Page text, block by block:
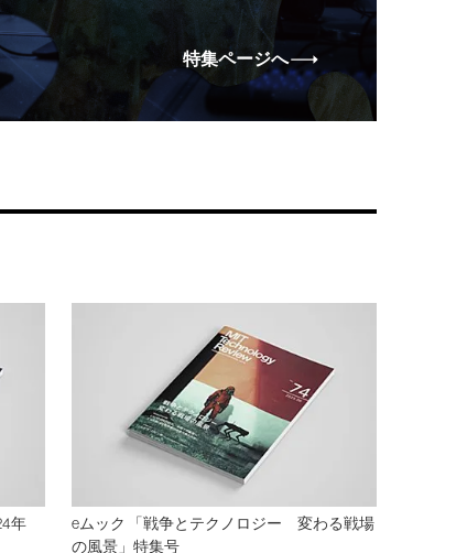
特集ページへ
年
eムック 「戦争とテクノロジー 変わる戦場
の風景」特集号